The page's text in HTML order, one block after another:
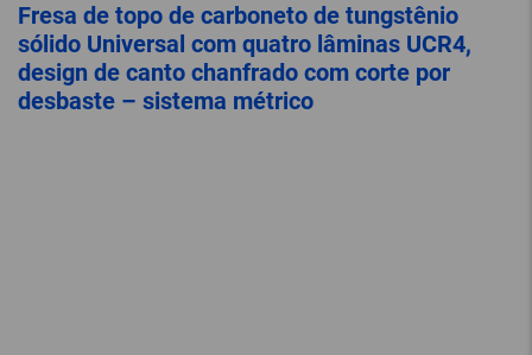
Fresa de topo de carboneto de tungstênio
sólido Universal com quatro lâminas UCR4,
design de canto chanfrado com corte por
desbaste – sistema métrico